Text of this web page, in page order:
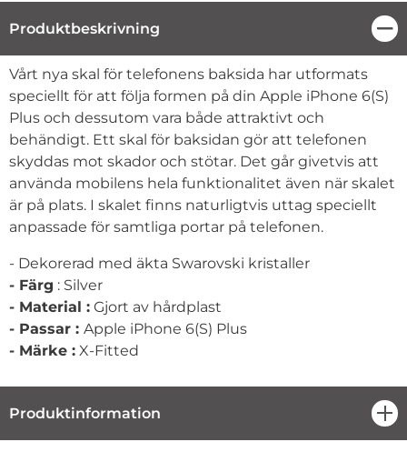
Produktbeskrivning
Produktbeskrivning
Vårt nya skal för telefonens baksida har utformats
speciellt för att följa formen på din Apple iPhone 6(S)
Plus och dessutom vara både attraktivt och
behändigt. Ett skal för baksidan gör att telefonen
skyddas mot skador och stötar. Det går givetvis att
använda mobilens hela funktionalitet även när skalet
är på plats. I skalet finns naturligtvis uttag speciellt
anpassade för samtliga portar på telefonen.
- Dekorerad med äkta Swarovski kristaller
- Färg : Silver
- Material : Gjort av hårdplast
- Passar : Apple iPhone 6(S) Plus
- Märke : X-Fitted
Produktinformation